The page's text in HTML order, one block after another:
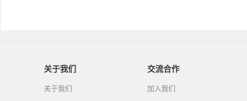
关于我们
关于我们
交流合作
加入我们